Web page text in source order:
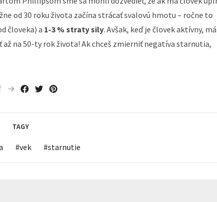
od 30 roku života začína strácať svalovú hmotu – ročne to
človeka) a 1-3 % straty sily. Avšak, keď je človek aktívny, má
na 50-ty rok života! Ak chceš zmierniť negatíva starnutia,
TAGY
#vek #starnutie